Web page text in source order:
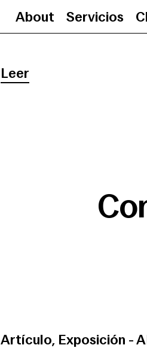
About Servicios
Leer
Artículo, Exposición -